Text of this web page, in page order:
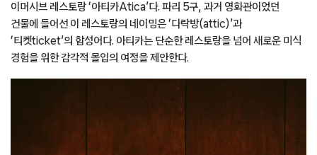
이머시브 레스토랑 ‘아티카Atica’다. 파리 5구, 과거 영화관이었던
건물에 들어선 이 레스토랑의 네이밍은 ‘다락방(attic)’과
‘티켓ticket’의 합성어다. 아티카는 단순한 레스토랑을 넘어 새로운 미식
경험을 위한 감각적 몰입의 여정을 제안한다.